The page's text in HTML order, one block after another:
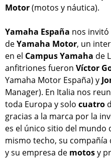
Motor(motos y náutica).
Yamaha España nos invitó
deYamaha Motor, un
en el Campus Yamaha de
anfitriones fueron Víctor
Yamaha Motor España) y
Manager). En Italia nos
toda Europa y solo cuatro
gracias a la marca por la
es el único sitio del mundo
mismo techo, su compañía
y su empresa de motosy